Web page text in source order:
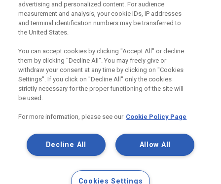
Centrum technické podpory
Odebírejte náš newsletter
Užitečné odkazy
Souhlas se zpracováním osobních údajů a cookies
Souhlas se zpracováním osobních údajů k marketingovým
advertising and personalized content. For audience
measurement and analysis, your cookie IDs, IP addresses
and terminal identification numbers may be transferred to
the United States.
You can accept cookies by clicking "Accept All" or decline
them by clicking "Decline All". You may freely give or
withdraw your consent at any time by clicking on "Cookies
Settings". If you click on "Decline All" only the cookies
strictly necessary for the proper functioning of the site will
be used.
For more information, please see our Cookie Policy Page
Allow All
Decline All
Cookies Settings